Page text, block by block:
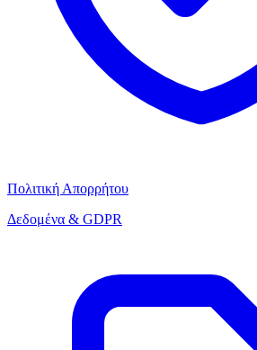
Πολιτική Απορρήτου
Δεδομένα & GDPR